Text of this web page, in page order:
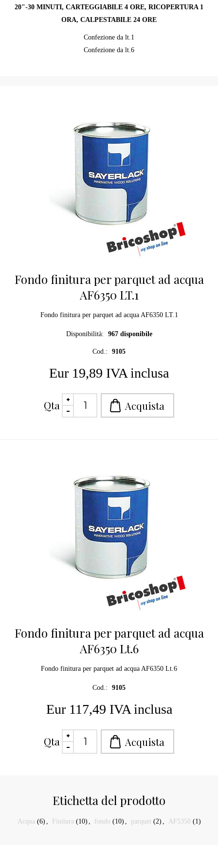
20"-30 MINUTI, CARTEGGIABILE 4 ORE, RICOPERTURA 1
ORA, CALPESTABILE 24 ORE
Confezione da lt.1
Confezione da lt.6
Fondo finitura per parquet ad acqua
AF6350 LT.1
Fondo finitura per parquet ad acqua AF6350 LT.1
Disponibilità: 967 disponibile
Cod.: 9105
Eur 19,89 IVA inclusa
Qta
Fondo finitura per parquet ad acqua
AF6350 Lt.6
Fondo finitura per parquet ad acqua AF6350 Lt.6
Cod.: 9105
Eur 117,49 IVA inclusa
Qta
Etichetta del prodotto
Acqua (6) , Finitura (10) , fondo (10) , parquet (2) , AF5350 (1)